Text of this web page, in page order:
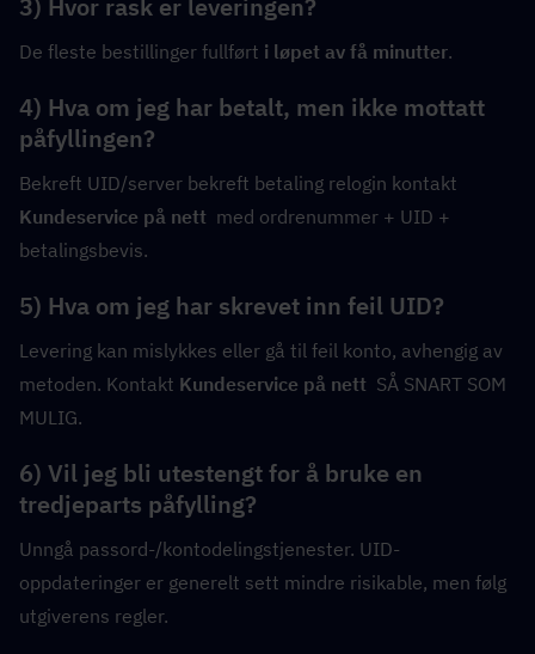
3) Hvor rask er leveringen?
De fleste bestillinger fullført i løpet av få minutter.
4) Hva om jeg har betalt, men ikke mottatt
påfyllingen?
Kundeservice på nett
  med ordrenummer + UID +
betalingsbevis.
5) Hva om jeg har skrevet inn feil UID?
Levering kan mislykkes eller gå til feil konto, avhengig av
metoden. Kontakt Kundeservice på nett
  SÅ SNART SOM
MULIG.
6) Vil jeg bli utestengt for å bruke en
tredjeparts påfylling?
Unngå passord-/kontodelingstjenester. UID-
oppdateringer er generelt sett mindre risikable, men følg
utgiverens regler.